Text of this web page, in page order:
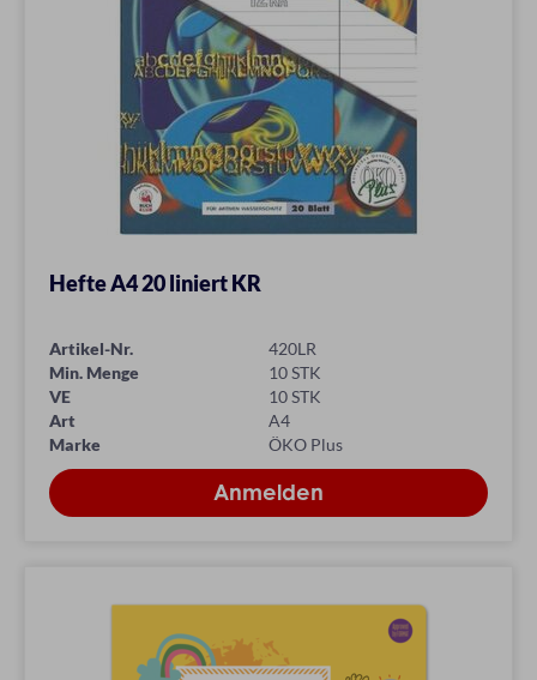
Hefte A4 20 liniert KR
Artikel-Nr.
420LR
Min. Menge
10 STK
VE
10 STK
Art
A4
Marke
ÖKO Plus